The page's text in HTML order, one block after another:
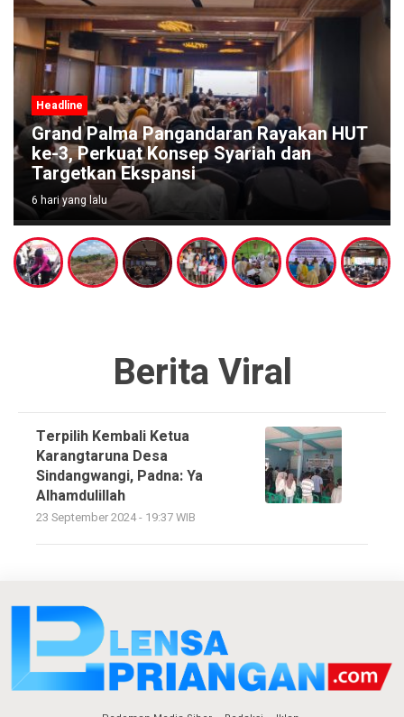
Headline
Grand Palma Pangandaran Rayakan HUT
ke-3, Perkuat Konsep Syariah dan
Targetkan Ekspansi
6 hari yang lalu
Berita Viral
Terpilih Kembali Ketua
Karangtaruna Desa
Sindangwangi, Padna: Ya
Alhamdulillah
23 September 2024 - 19:37 WIB